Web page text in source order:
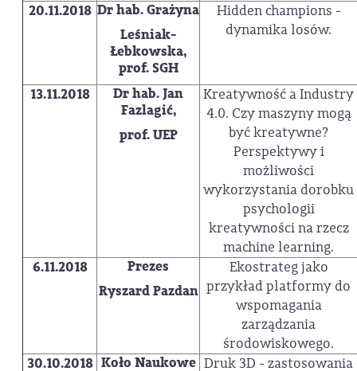
20.11.2018 Dr hab. Grażyna
Leśniak-
Łebkowska,
prof. SGH
Hidden champions -
dynamika losów.
13.11.2018
Dr hab. Jan
Fazlagić,
prof. UEP
Kreatywność a Industry
4.0. Czy maszyny mogą
być kreatywne?
Perspektywy i
możliwości
wykorzystania dorobku
psychologii
kreatywności na rzecz
machine learning.
6.11.2018
Prezes
Ryszard Pazdan
Ekostrateg jako
przykład platformy do
wspomagania
zarządzania
środowiskowego.
30.10.2018 Koło Naukowe Druk 3D - zastosowania